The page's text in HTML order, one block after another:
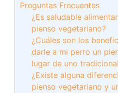
Preguntas Frecuentes
¿Es saludable
pienso vegetariano?
¿Cuáles son los
darle a mi perro un
lugar de uno
¿Existe alguna
pienso vegetariano y